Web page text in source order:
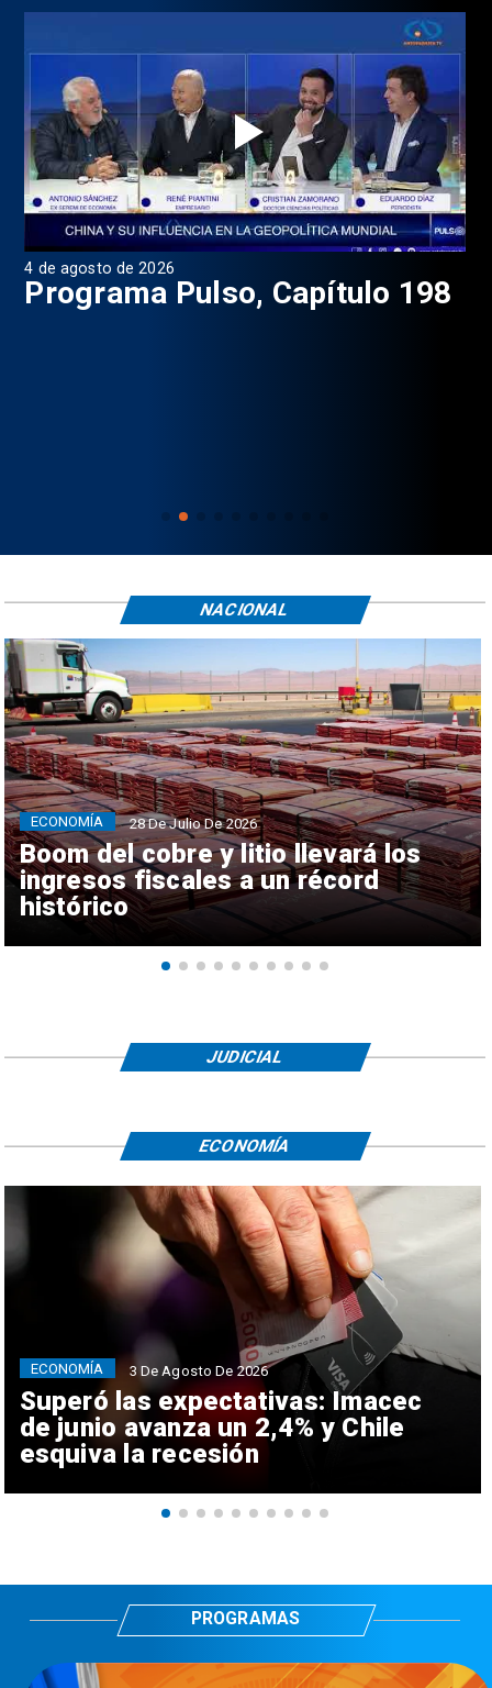
4 de agosto de 2026
Programa Pulso, Capítulo 198
Boom del cobre y litio llevará los
ingresos fiscales a un récord
histórico
ECONOMÍA 28 De Julio De 2026
NACIONAL
JUDICIAL
Superó las expectativas: Imacec
de junio avanza un 2,4% y Chile
esquiva la recesión
ECONOMÍA 3 De Agosto De 2026
ECONOMÍA
PROGRAMAS